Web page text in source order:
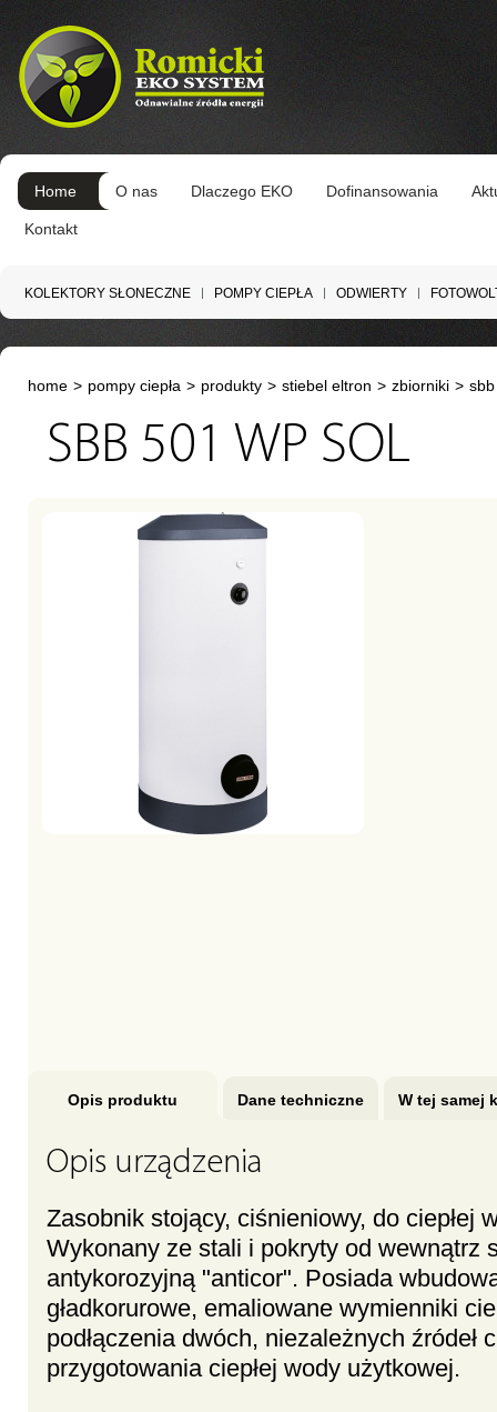
Home O nas Dlaczego EKO Dofinansowania
Kontakt
KOLEKTORY SŁONECZNE POMPY CIEPŁA ODWIERTY
home > pompy ciepła > produkty > stiebel eltron > zbiorniki >
SBB 501 WP SOL
Opis produktu Dane techniczne W tej samej
Opis urządzenia
Zasobnik stojący, ciśnieniowy, do ciepłej
Wykonany ze stali i pokryty od wewnątrz
antykorozyjną "anticor". Posiada
gładkorurowe, emaliowane wymienniki
podłączenia dwóch, niezależnych źródeł
przygotowania ciepłej wody użytkowej.